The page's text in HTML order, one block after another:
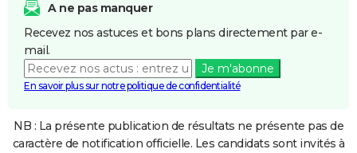
A ne pas manquer
Recevez nos astuces et bons plans directement par e-
mail.
Je m'abonne
En savoir plus sur notre politique de confidentialité
NB : La présente publication de résultats ne présente pas de
caractère de notification officielle. Les candidats sont invités à